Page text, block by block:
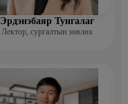
Эрдэнэбаяр Тунгалаг
Лектор, сургалтын зөвлөх